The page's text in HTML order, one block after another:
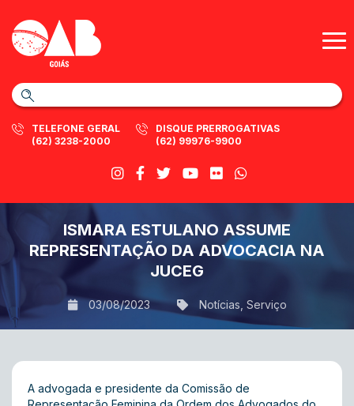
TELEFONE GERAL
(62) 3238-2000
DISQUE PRERROGATIVAS
(62) 99976-9900
ISMARA ESTULANO ASSUME
REPRESENTAÇÃO DA ADVOCACIA NA
JUCEG
03/08/2023 Notícias Serviço
A advogada e presidente da Comissão de